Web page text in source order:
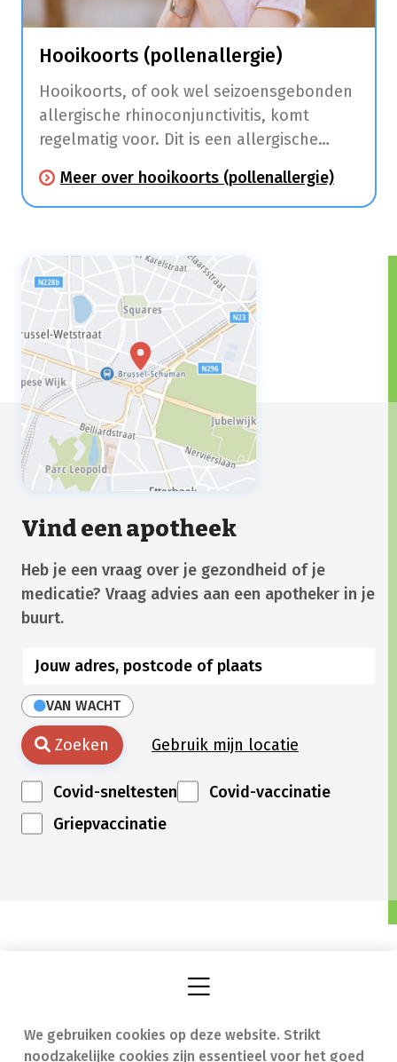
We gebruiken cookies op deze website. Strikt
noodzakelijke cookies zijn essentieel voor het goed
Hooikoorts (pollenallergie)
Hooikoorts, of ook wel seizoensgebonden
allergische rhinoconjunctivitis, komt
regelmatig voor. Dit is een allergische
slijmvliezen van de neus (niezen,
neusloop, jeuk, neusverstopping) en ogen
Meer over hooikoorts (pollenallergie)
Vind een apotheek
Heb je een vraag over je gezondheid of je
medicatie? Vraag advies aan een apotheker in je
buurt.
VAN WACHT
Zoeken Gebruik mijn locatie
Covid-sneltesten
Covid-vaccinatie
Griepvaccinatie
Vind een apotheek In geval van nood